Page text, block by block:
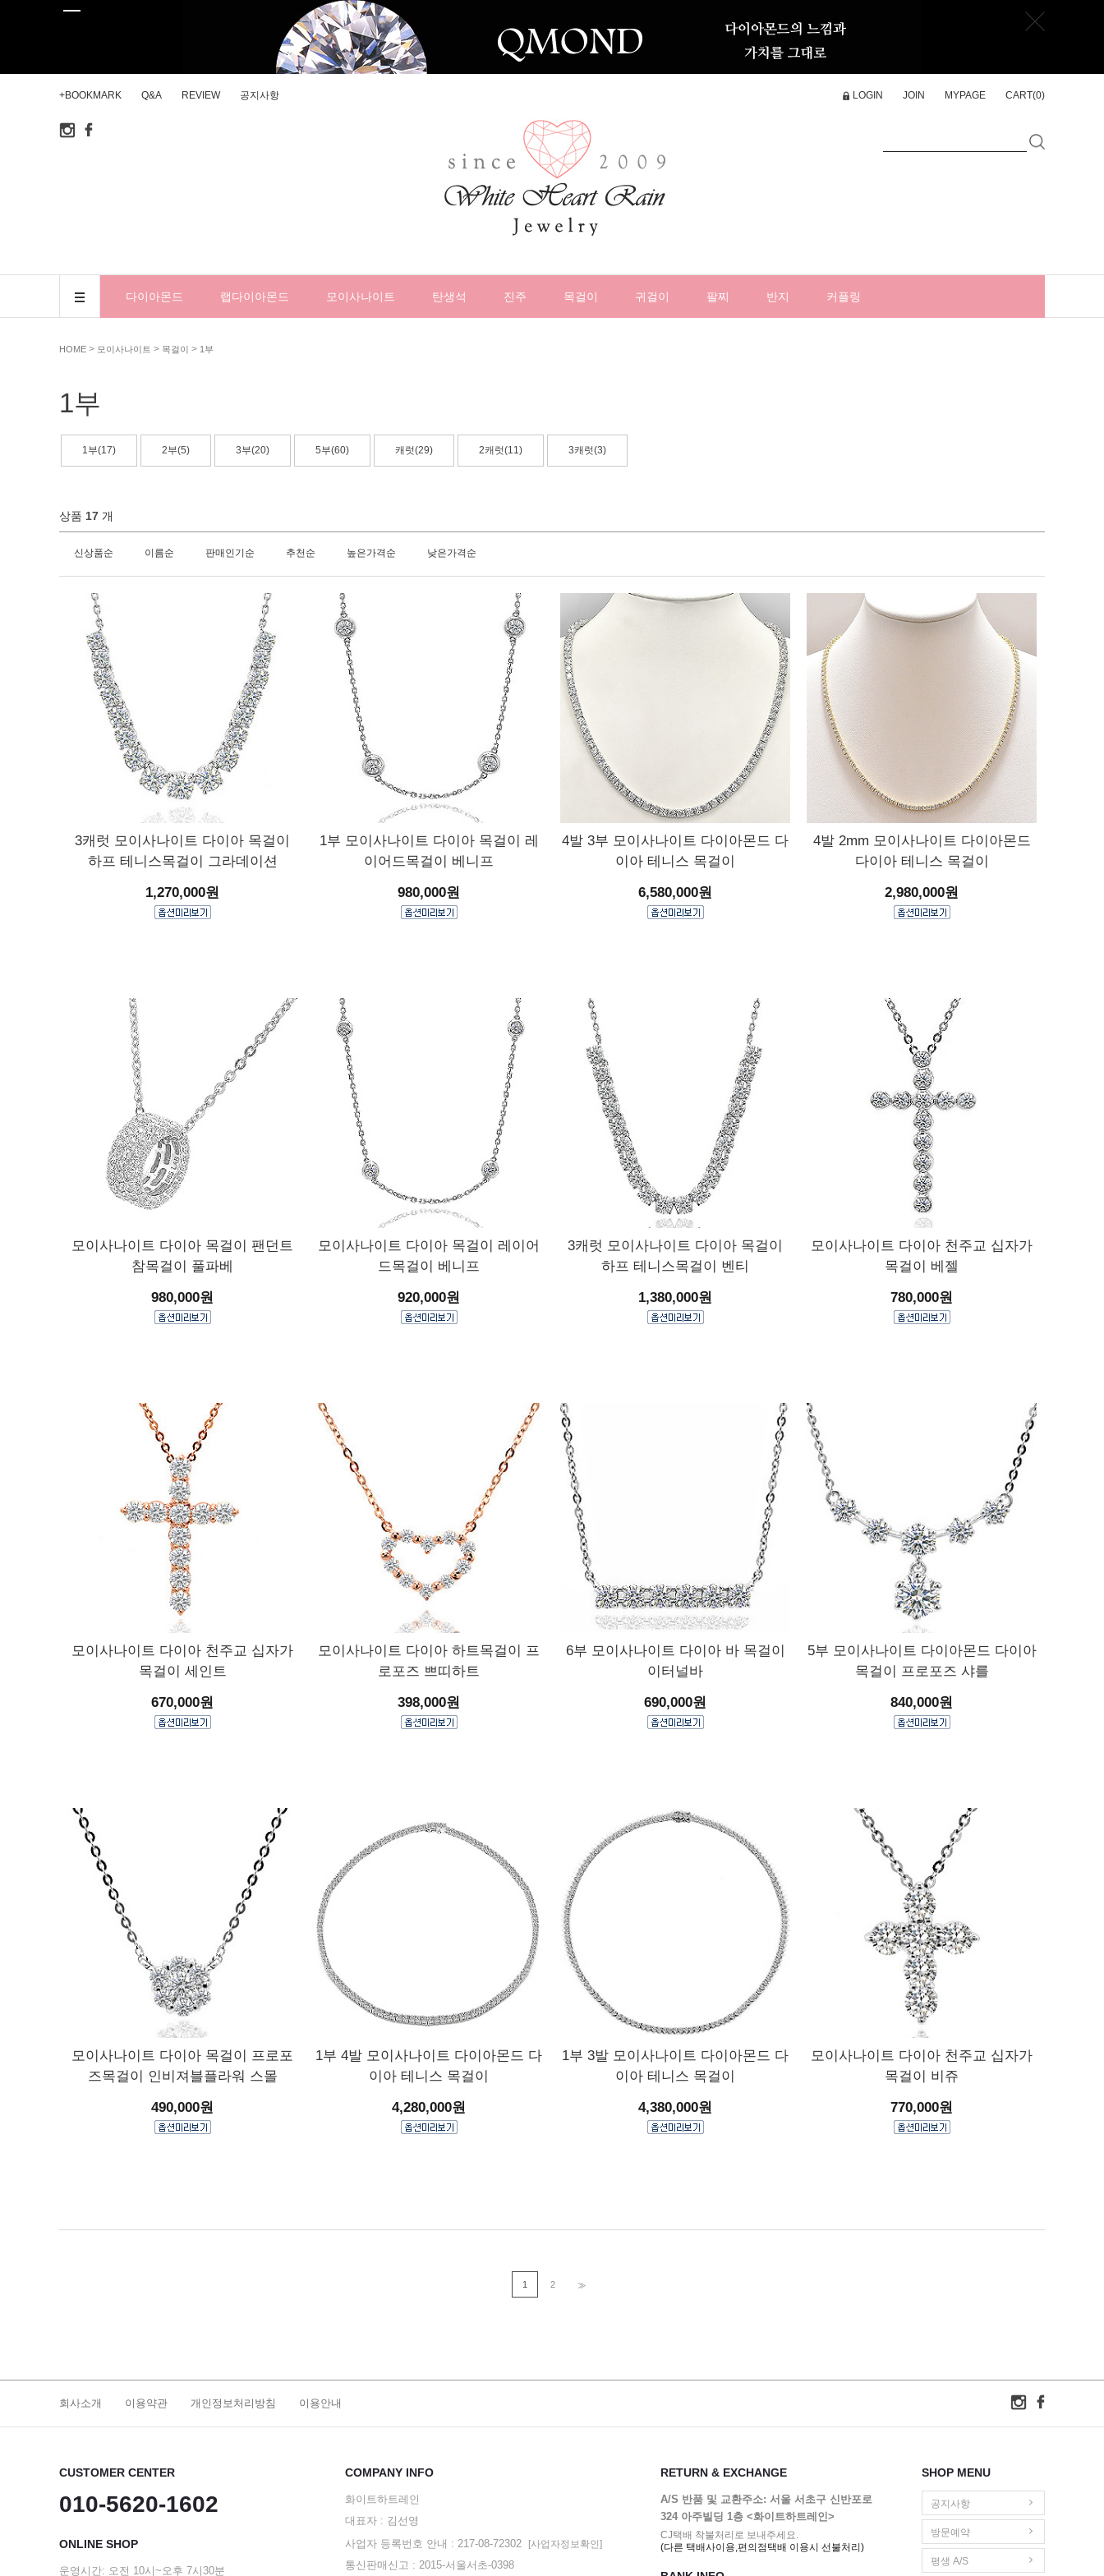
+BOOKMARK Q&A REVIEW 공지사항 LOGIN JOIN MYPAGE CART(0)
다이아몬드 랩다이아몬드 모이사나이트 탄생석 진주 목걸이 귀걸이 팔찌 반지 커플링
HOME > 모이사나이트 > 목걸이 > 1부
1부
1부(17) 2부(5) 3부(20) 5부(60) 캐럿(29) 2캐럿(11) 3캐럿(3)
상품 17 개
신상품순 이름순 판매인기순 추천순 높은가격순 낮은가격순
3캐럿 모이사나이트 다이아 목걸이
하프 테니스목걸이 그라데이션
1,270,000원
1부 모이사나이트 다이아 목걸이 레
이어드목걸이 베니프
980,000원
4발 3부 모이사나이트 다이아몬드 다
이아 테니스 목걸이
6,580,000원
4발 2mm 모이사나이트 다이아몬드
다이아 테니스 목걸이
2,980,000원
모이사나이트 다이아 목걸이 팬던트
참목걸이 풀파베
980,000원
모이사나이트 다이아 목걸이 레이어
드목걸이 베니프
920,000원
3캐럿 모이사나이트 다이아 목걸이
하프 테니스목걸이 벤티
1,380,000원
모이사나이트 다이아 천주교 십자가
목걸이 베젤
780,000원
모이사나이트 다이아 천주교 십자가
목걸이 세인트
670,000원
모이사나이트 다이아 하트목걸이 프
로포즈 쁘띠하트
398,000원
6부 모이사나이트 다이아 바 목걸이
이터널바
690,000원
5부 모이사나이트 다이아몬드 다이아
목걸이 프로포즈 샤를
840,000원
모이사나이트 다이아 목걸이 프로포
즈목걸이 인비져블플라워 스몰
490,000원
1부 4발 모이사나이트 다이아몬드 다
이아 테니스 목걸이
4,280,000원
1부 3발 모이사나이트 다이아몬드 다
이아 테니스 목걸이
4,380,000원
모이사나이트 다이아 천주교 십자가
목걸이 비쥬
770,000원
1 2 >>
회사소개 이용약관 개인정보처리방침 이용안내
CUSTOMER CENTER
010-5620-1602
ONLINE SHOP
운영시간: 오전 10시~오후 7시30분
COMPANY INFO
화이트하트레인
대표자 : 김선영
사업자 등록번호 안내 : 217-08-72302
[사업자정보확인]
통신판매신고 : 2015-서울서초-0398
RETURN & EXCHANGE
A/S 반품 및 교환주소: 서울 서초구 신반포로
324 아주빌딩 1층 <화이트하트레인>
CJ택배 착불처리로 보내주세요.
(다른 택배사이용,편의점택배 이용시 선불처리)
SHOP MENU
공지사항
방문예약
평생 A/S